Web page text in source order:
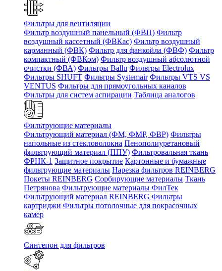
Фильтры для вентиляции
Фильтр воздушный панельный (ФВП) Фильтр
воздушный кассетный (ФВКас) Фильтр воздушный
карманный (ФВК) Фильтр для фанкойла (ФВФ) Фильтр
компактный (ФВКом) Фильтр воздушный абсолютной
очистки (ФВА) Фильтры Ballu Фильтры Electrolux
Фильтры SHUFT Фильтры Systemair Фильтры VTS VS
VENTUS Фильтры для прямоугольных каналов
Фильтры для систем аспирации Таблица аналогов
Фильтрующие материалы
Фильтрующий материал (ФМ, ФМР, ФВР) Фильтры
напольные из стекловолокна Пенополиуретановый
фильтрующий материал (ППУ) Фильтровальная ткань
ФРНК-1 Защитное покрытие Картонные и бумажные
фильтрующие материалы Нарезка фильтров REINBERG
Покеты REINBERG Сорбирующие материалы Ткань
Петрянова Фильтрующие материалы ФилТек
Фильтрующий материал REINBERG Фильтры
картриджи Фильтры потолочные для покрасочных
камер
Синтепон для фильтров